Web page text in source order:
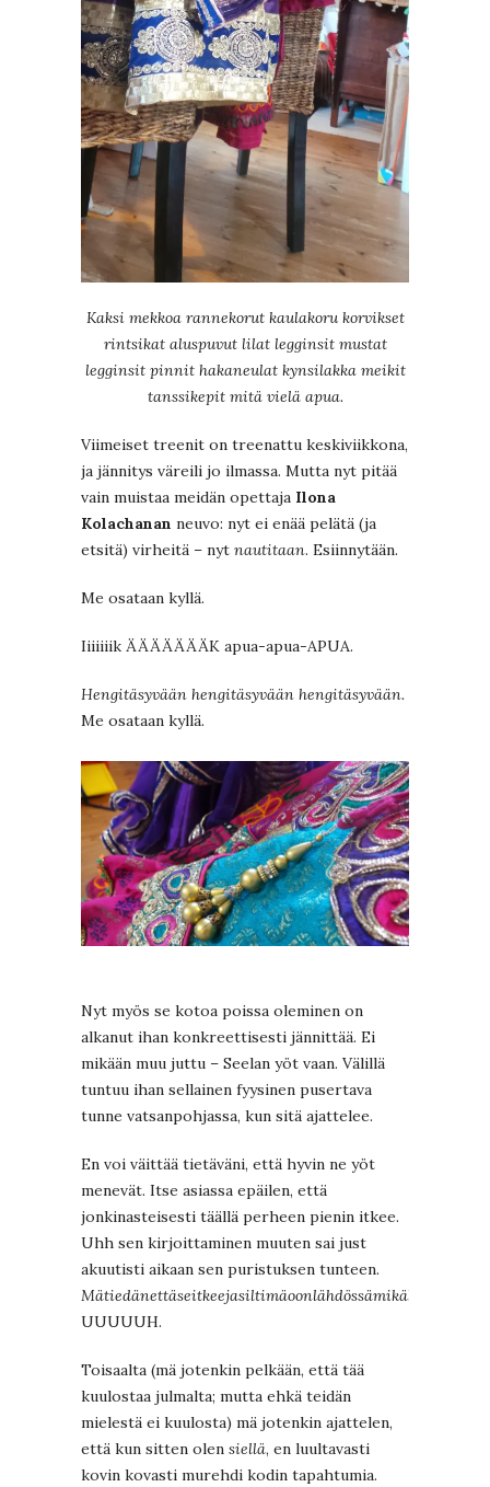
Kaksi mekkoa rannekorut kaulakoru korvikset
rintsikat aluspuvut lilat legginsit mustat
legginsit pinnit hakaneulat kynsilakka meikit
tanssikepit mitä vielä apua.
Viimeiset treenit on treenattu keskiviikkona,
ja jännitys väreili jo ilmassa. Mutta nyt pitää
vain muistaa meidän opettaja Ilona
Kolachanan neuvo: nyt ei enää pelätä (ja
etsitä) virheitä – nyt nautitaan. Esiinnytään.
Me osataan kyllä.
Iiiiiiik ÄÄÄÄÄÄÄK apua-apua-APUA.
Hengitäsyvään hengitäsyvään hengitäsyvään.
Me osataan kyllä.
Nyt myös se kotoa poissa oleminen on
alkanut ihan konkreettisesti jännittää. Ei
mikään muu juttu – Seelan yöt vaan. Välillä
tuntuu ihan sellainen fyysinen pusertava
tunne vatsanpohjassa, kun sitä ajattelee.
En voi väittää tietäväni, että hyvin ne yöt
menevät. Itse asiassa epäilen, että
jonkinasteisesti täällä perheen pienin itkee.
Uhh sen kirjoittaminen muuten sai just
akuutisti aikaan sen puristuksen tunteen.
UUUUUH.
Toisaalta (mä jotenkin pelkään, että tää
kuulostaa julmalta; mutta ehkä teidän
mielestä ei kuulosta) mä jotenkin ajattelen,
että kun sitten olen siellä, en luultavasti
kovin kovasti murehdi kodin tapahtumia.